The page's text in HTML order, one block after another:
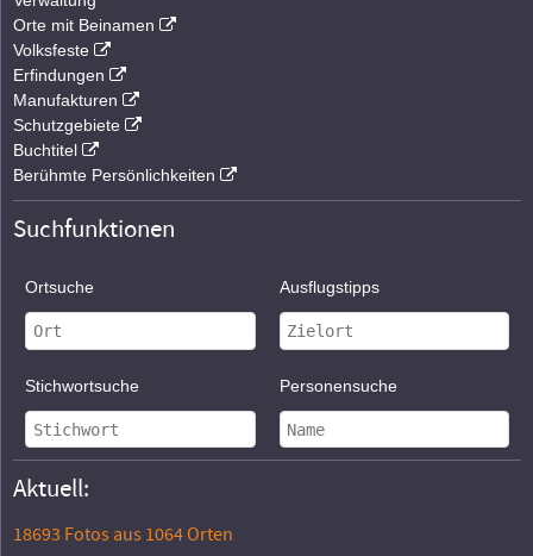
Orte mit Beinamen
Volksfeste
Erfindungen
Manufakturen
Schutzgebiete
Buchtitel
Berühmte Persönlichkeiten
Suchfunktionen
Ortsuche Ausflugstipps
Stichwortsuche Personensuche
Aktuell:
18693 Fotos aus 1064 Orten